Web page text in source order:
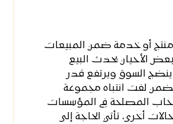
أو خدمة ضمن المبيعات
الأحيان يحدث البيع
السوق ويرتفع قدر
لفت انتباه مجموعة
المصلحة في المؤسسات
أخرى، تأتي الحاجة إلى